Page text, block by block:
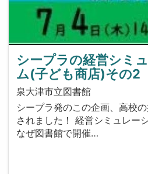
シープラの経営シミ
ム(子ども商店)その2
泉大津市立図書館
シープラ発のこの企画、高校
されました！ 経営シミュレー
なぜ図書館で開催…